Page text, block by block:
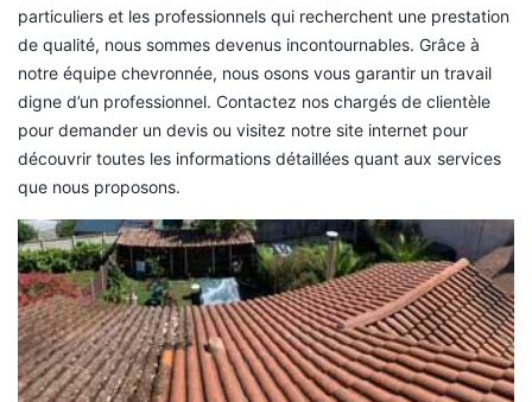
particuliers et les professionnels qui recherchent une prestation
de qualité, nous sommes devenus incontournables. Grâce à
notre équipe chevronnée, nous osons vous garantir un travail
digne d’un professionnel. Contactez nos chargés de clientèle
pour demander un devis ou visitez notre site internet pour
découvrir toutes les informations détaillées quant aux services
que nous proposons.